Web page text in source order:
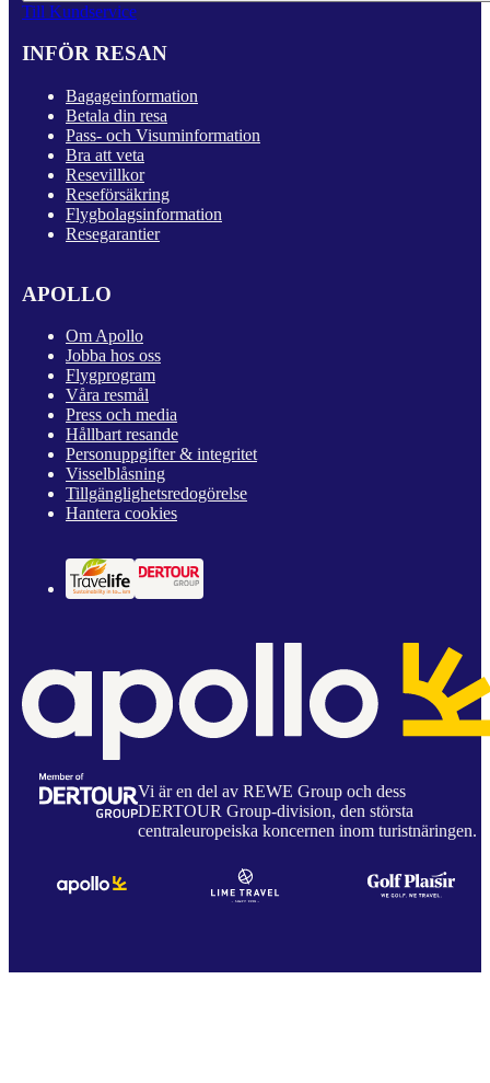
Till Kundservice
INFÖR RESAN
Bagageinformation
Betala din resa
Pass- och Visuminformation
Bra att veta
Resevillkor
Reseförsäkring
Flygbolagsinformation
Resegarantier
APOLLO
Om Apollo
Jobba hos oss
Flygprogram
Våra resmål
Press och media
Hållbart resande
Personuppgifter & integritet
Visselblåsning
Tillgänglighetsredogörelse
Hantera cookies
Vi är en del av REWE Group och dess
DERTOUR Group-division, den största
centraleuropeiska koncernen inom turistnäringen.